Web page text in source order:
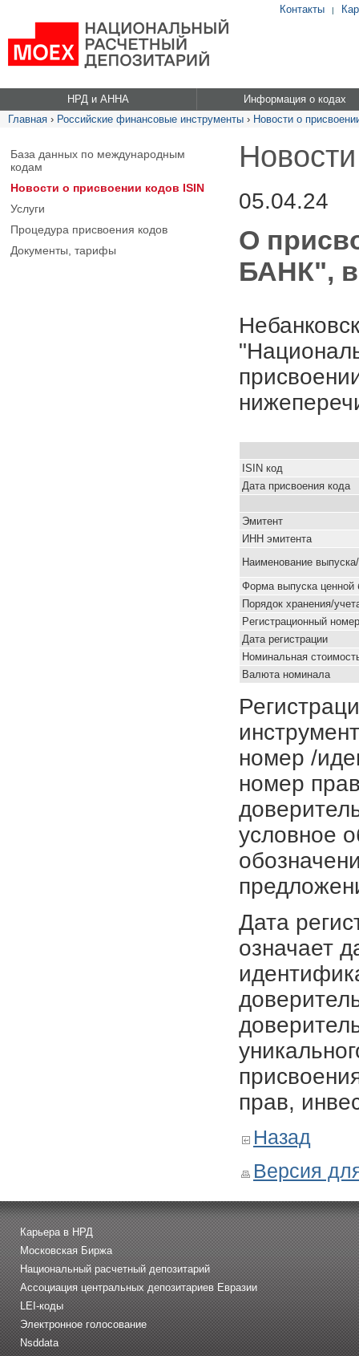
Контакты |
НРД и АННА
Информация о кодах
Главная › Российские финансовые инструменты › Новости о
База данных по международным
кодам
Новости о присвоении кодов ISIN
Услуги
Процедура присвоения кодов
Документы, тарифы
05.04.24
О
БАНК",
ISIN код
Дата присвоения кода
Эмитент
ИНН эмитента
Наименование
Форма выпуска ценной
Порядок хранения/
Pегистрационный номер
Дата регистрации
Номинальная
Валюта номинала
номер /
номер
условное
Дата
означает
прав,
Назад
Версия
Карьера в НРД
Московская Биржа
Национальный расчетный депозитарий
Ассоциация центральных депозитариев Евразии
LEI-коды
Электронное голосование
Nsddata